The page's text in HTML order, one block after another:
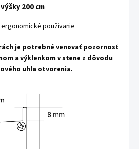
200 cm
používanie
je potrebné venovať pozornosť
a výklenkom v stene z dôvodu
uhla otvorenia.